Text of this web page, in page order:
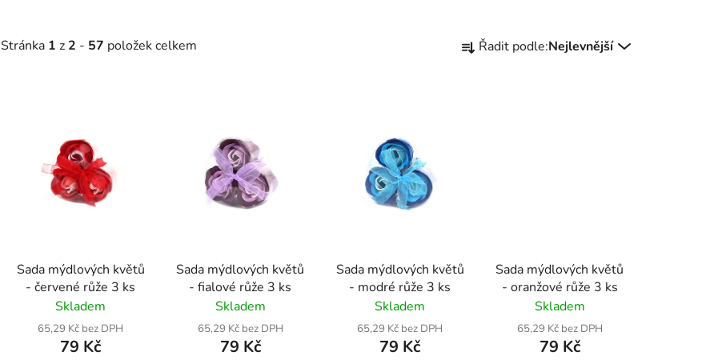
Stránka 1 z 2 - 57 položek celkem
a
k
Řadit podle:Nejlevnější
Sada mýdlových květů
- červené růže 3 ks
Skladem
65,29 Kč bez DPH
79 Kč
Sada mýdlových květů
- fialové růže 3 ks
Skladem
65,29 Kč bez DPH
79 Kč
Sada mýdlových květů
- modré růže 3 ks
Skladem
65,29 Kč bez DPH
79 Kč
Sada mýdlových květů
- oranžové růže 3 ks
Skladem
65,29 Kč bez DPH
79 Kč